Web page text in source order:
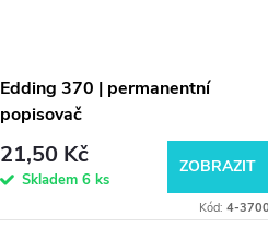
Edding 370 | permanentní
popisovač
21,50 Kč
Skladem 6 ks
ZOBRAZIT
Kód: 4-